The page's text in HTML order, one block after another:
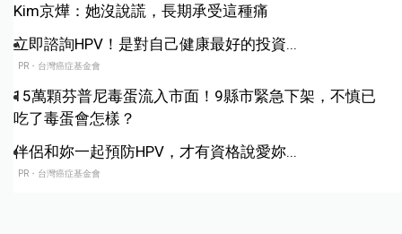
Kim京燁：她沒說謊，長期承受這種痛
立即諮詢HPV！是對自己健康最好的投資...
PR・台灣癌症基金會
15萬顆芬普尼毒蛋流入市面！9縣市緊急下架，不慎已
吃了毒蛋會怎樣？
伴侶和妳一起預防HPV，才有資格說愛妳...
PR・台灣癌症基金會